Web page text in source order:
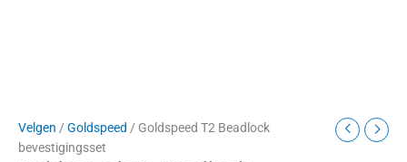
Velgen / Goldspeed / Goldspeed T2 Beadlock
bevestigingsset